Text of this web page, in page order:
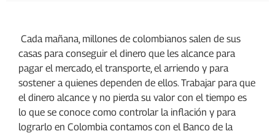
Cada mañana, millones de colombianos salen de sus
casas para conseguir el dinero que les alcance para
pagar el mercado, el transporte, el arriendo y para
sostener a quienes dependen de ellos. Trabajar para que
el dinero alcance y no pierda su valor con el tiempo es
lo que se conoce como controlar la inflación y para
lograrlo en Colombia contamos con el Banco de la